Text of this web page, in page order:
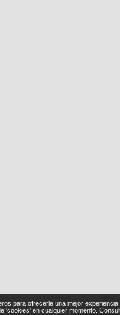
para ofrecerle una mejor
'cookies' en cualquier momento.